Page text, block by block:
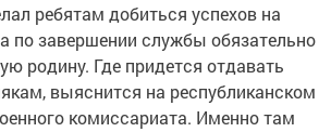
ребятам добиться успехов на
по завершении службы обязательно
родину. Где придется отдавать
выяснится на республиканском
комиссариата. Именно там